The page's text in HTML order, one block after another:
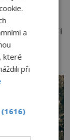
a
více kroků i
přímou
a
které
při
(1616)